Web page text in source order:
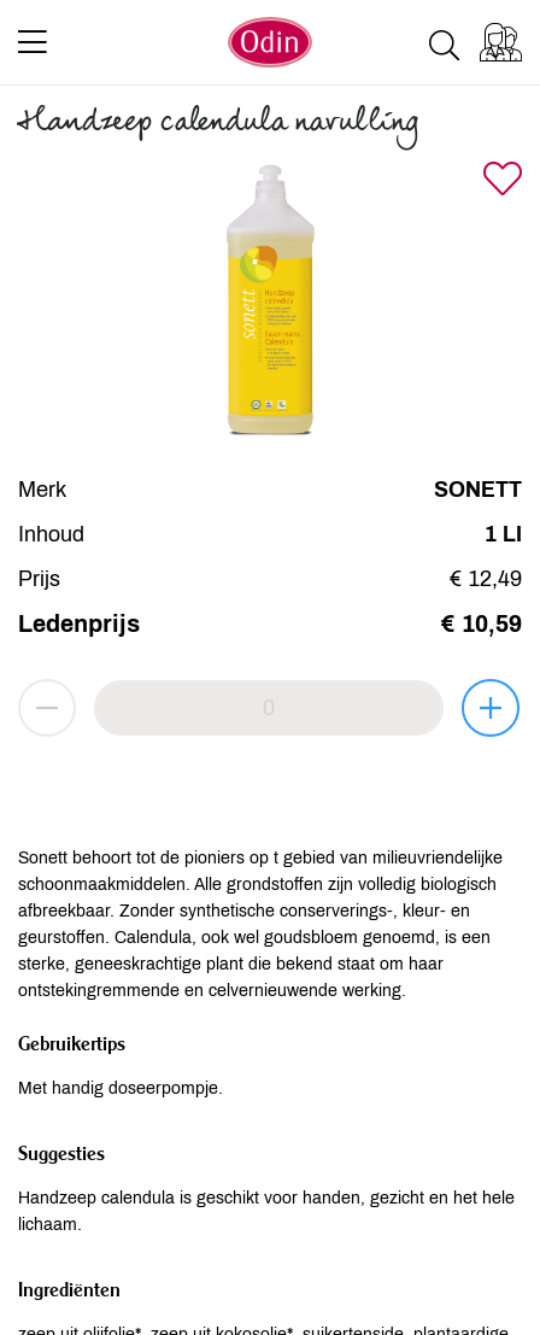
Handzeep calendula navulling
Merk
SONETT
Inhoud
1 LI
Prijs
€ 12,49
Ledenprijs € 10,59
Sonett behoort tot de pioniers op t gebied van milieuvriendelijke
schoonmaakmiddelen. Alle grondstoffen zijn volledig biologisch
afbreekbaar. Zonder synthetische conserverings-, kleur- en
geurstoffen. Calendula, ook wel goudsbloem genoemd, is een
sterke, geneeskrachtige plant die bekend staat om haar
ontstekingremmende en celvernieuwende werking.
Gebruikertips
Met handig doseerpompje.
Suggesties
Handzeep calendula is geschikt voor handen, gezicht en het hele
lichaam.
Ingrediënten